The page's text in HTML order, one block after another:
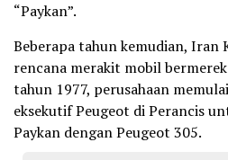
“Paykan”.
Beberapa tahun kemudian, Iran
rencana merakit mobil
tahun 1977, perusahaan
eksekutif Peugeot di Perancis
Paykan dengan Peugeot 305.